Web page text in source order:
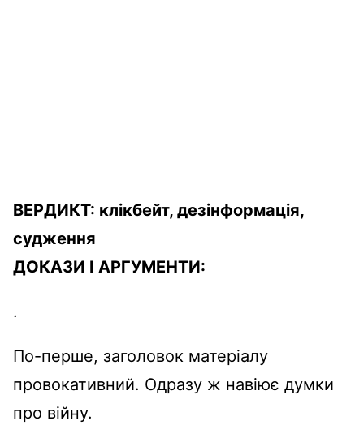
ВЕРДИКТ: клікбейт, дезінформація,
судження
ДОКАЗИ І АРГУМЕНТИ:
.
По-перше, заголовок матеріалу
провокативний. Одразу ж навіює думки
про війну.